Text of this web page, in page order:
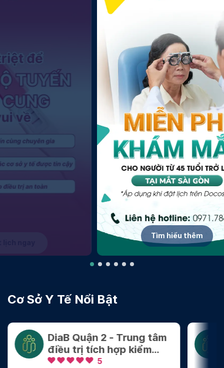
Tìm hiểu thêm
Cơ Sở Y Tế Nổi Bật
DiaB Quận 2 - Trung tâm
điều trị tích hợp kiểm
soát Cân nặng - Bệnh
5